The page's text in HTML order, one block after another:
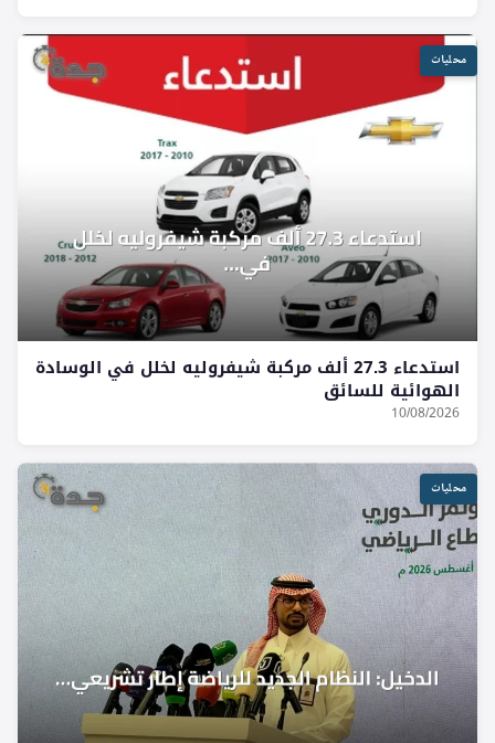
محليات
استدعاء 27.3 ألف مركبة شيفروليه لخلل في الوسادة
الهوائية للسائق
10/08/2026
محليات